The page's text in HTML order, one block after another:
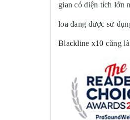
gian có diện tích lớn
loa đang được sử
Blackline x10 cũng